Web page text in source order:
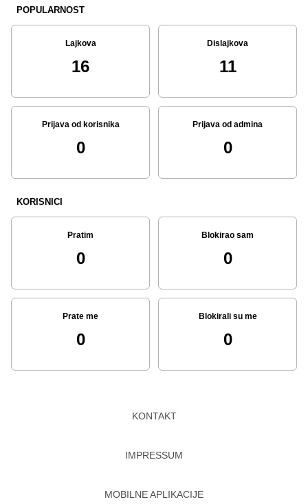
POPULARNOST
Lajkova
16
Dislajkova
11
Prijava od korisnika
0
Prijava od admina
0
KORISNICI
Pratim
0
Blokirao sam
0
Prate me
0
Blokirali su me
0
KONTAKT
IMPRESSUM
MOBILNE APLIKACIJE